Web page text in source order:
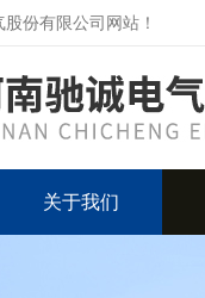
份有限公司网站！
关于我们